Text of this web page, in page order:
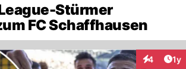
Stürmer
FC Schaffhausen
4 1y